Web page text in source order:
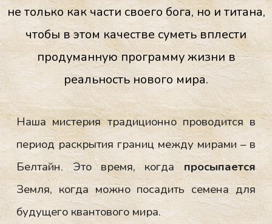
не только как части своего бога, но и титана,
чтобы в этом качестве суметь вплести
продуманную программу жизни в
реальность нового мира.
На­ша мис­те­рия тра­дици­он­но про­водит­ся в
пе­ри­од рас­кры­тия гра­ниц меж­ду ми­рами – в
Бел­тайн. Это вре­мя, ког­дапро­сыпа­ет­ся
Зем­ля, ког­да мож­но по­садить се­мена для
бу­дуще­го кван­то­вого ми­ра.